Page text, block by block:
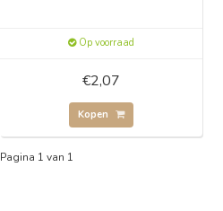
Op voorraad
€2,07
Kopen
Pagina 1 van 1